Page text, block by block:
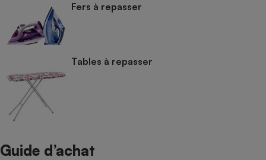
Fers à repasser
Tables à repasser
Guide d’achat